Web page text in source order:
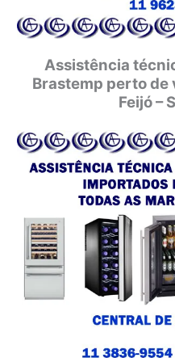
Assistência
Brastemp perto de
Feijó –